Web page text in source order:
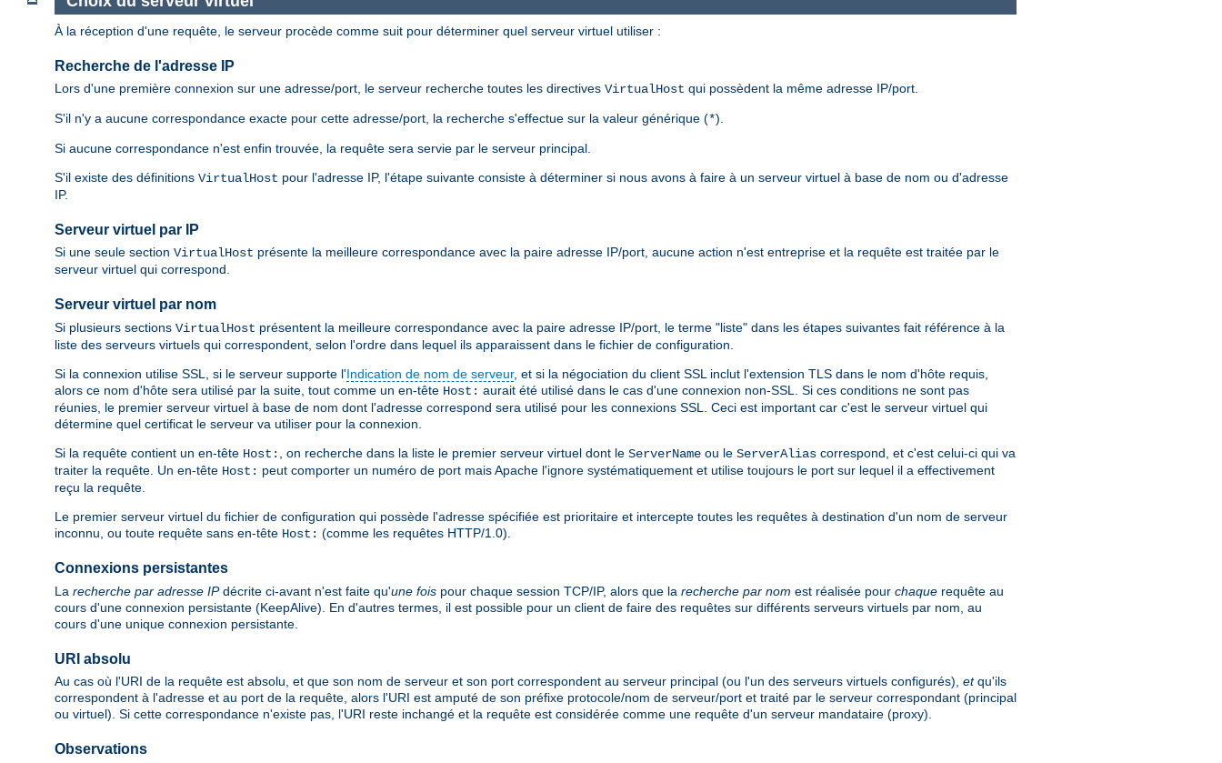
À la réception d'une requête, le serveur procède comme suit pour déterminer quel serveur virtuel utiliser :
Recherche de l'adresse IP
Lors d'une première connexion sur une adresse/port, le serveur recherche toutes les directives VirtualHost qui possèdent la même adresse IP/port.
S'il n'y a aucune correspondance exacte pour cette adresse/port, la recherche s'effectue sur la valeur générique (*).
Si aucune correspondance n'est enfin trouvée, la requête sera servie par le serveur principal.
S'il existe des définitions VirtualHost pour l'adresse IP, l'étape suivante consiste à déterminer si nous avons à faire à un serveur virtuel à base de nom ou d'adresse
IP.
Serveur virtuel par IP
Si une seule section VirtualHost présente la meilleure correspondance avec la paire adresse IP/port, aucune action n'est entreprise et la requête est traitée par le
serveur virtuel qui correspond.
Serveur virtuel par nom
Si plusieurs sections VirtualHost présentent la meilleure correspondance avec la paire adresse IP/port, le terme "liste" dans les étapes suivantes fait référence à la
liste des serveurs virtuels qui correspondent, selon l'ordre dans lequel ils apparaissent dans le fichier de configuration.
Si la connexion utilise SSL, si le serveur supporte l'Indication de nom de serveur, et si la négociation du client SSL inclut l'extension TLS dans le nom d'hôte requis,
alors ce nom d'hôte sera utilisé par la suite, tout comme un en-tête Host: aurait été utilisé dans le cas d'une connexion non-SSL. Si ces conditions ne sont pas
réunies, le premier serveur virtuel à base de nom dont l'adresse correspond sera utilisé pour les connexions SSL. Ceci est important car c'est le serveur virtuel qui
détermine quel certificat le serveur va utiliser pour la connexion.
Si la requête contient un en-tête Host: , on recherche dans la liste le premier serveur virtuel dont le ServerName ou le ServerAlias correspond, et c'est celui-ci qui va
traiter la requête. Un en-tête Host: peut comporter un numéro de port mais Apache l'ignore systématiquement et utilise toujours le port sur lequel il a effectivement
reçu la requête.
Le premier serveur virtuel du fichier de configuration qui possède l'adresse spécifiée est prioritaire et intercepte toutes les requêtes à destination d'un nom de serveur
inconnu, ou toute requête sans en-tête Host: (comme les requêtes HTTP/1.0).
Connexions persistantes
La recherche par adresse IPdécrite ci-avant n'est faite qu'une fois pour chaque session TCP/IP, alors que la recherche par nom est réalisée pour chaque requête au
cours d'une connexion persistante (KeepAlive). En d'autres termes, il est possible pour un client de faire des requêtes sur différents serveurs virtuels par nom, au
cours d'une unique connexion persistante.
URI absolu
Au cas où l'URI de la requête est absolu, et que son nom de serveur et son port correspondent au serveur principal (ou l'un des serveurs virtuels configurés), etqu'ils
correspondent à l'adresse et au port de la requête, alors l'URI est amputé de son préfixe protocole/nom de serveur/port et traité par le serveur correspondant (principal
ou virtuel). Si cette correspondance n'existe pas, l'URI reste inchangé et la requête est considérée comme une requête d'un serveur mandataire (proxy).
Observations